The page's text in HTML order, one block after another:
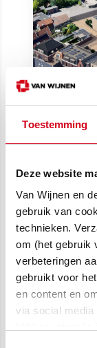
Toestemming
Deze website
Van Wijnen en
gebruik van
technieken.
om (het gebruik
verbeteringen
gebruikt voor
en content en
via social media
huur.